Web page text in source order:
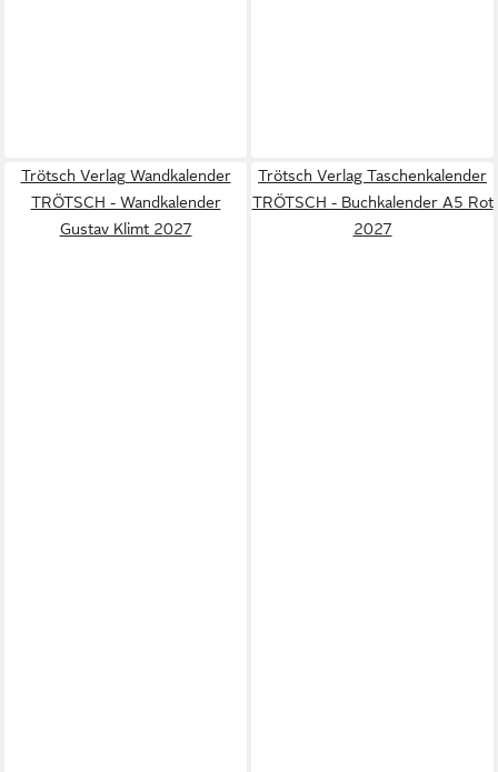
Trötsch Verlag Wandkalender
TRÖTSCH - Wandkalender
Gustav Klimt 2027
Trötsch Verlag Taschenkalender
TRÖTSCH - Buchkalender A5 Rot
2027